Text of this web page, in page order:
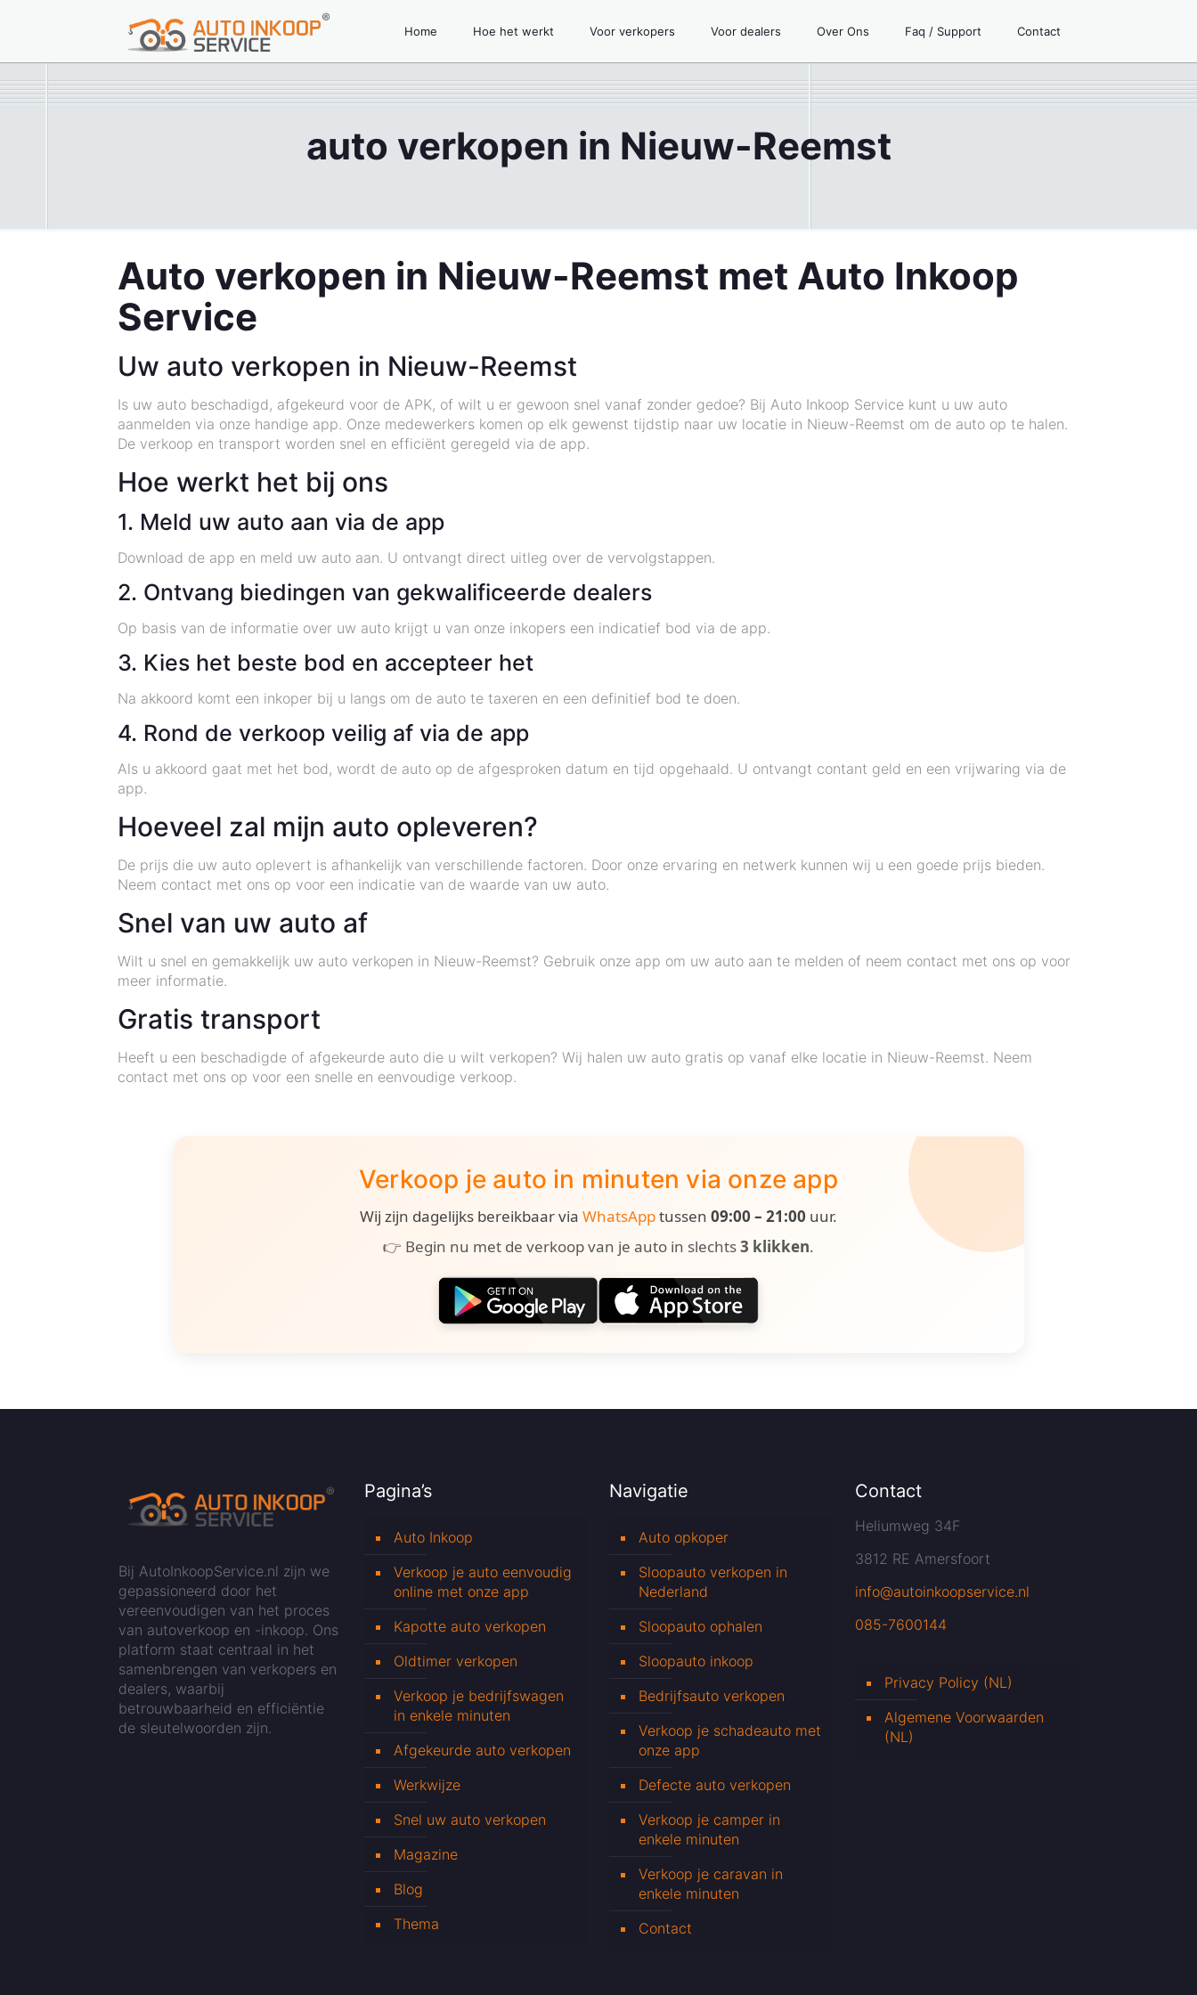
Home Hoe het werkt Voor verkopers Voor dealers Over Ons Faq / Support Contact
auto verkopen in Nieuw-Reemst
Auto verkopen in Nieuw-Reemst met Auto Inkoop
Service
Uw auto verkopen in Nieuw-Reemst
Is uw auto beschadigd, afgekeurd voor de APK, of wilt u er gewoon snel vanaf zonder gedoe? Bij Auto Inkoop Service kunt u uw auto
aanmelden via onze handige app. Onze medewerkers komen op elk gewenst tijdstip naar uw locatie in Nieuw-Reemst om de auto op te halen.
De verkoop en transport worden snel en efficiënt geregeld via de app.
Hoe werkt het bij ons
1. Meld uw auto aan via de app
Download de app en meld uw auto aan. U ontvangt direct uitleg over de vervolgstappen.
2. Ontvang biedingen van gekwalificeerde dealers
Op basis van de informatie over uw auto krijgt u van onze inkopers een indicatief bod via de app.
3. Kies het beste bod en accepteer het
Na akkoord komt een inkoper bij u langs om de auto te taxeren en een definitief bod te doen.
4. Rond de verkoop veilig af via de app
Als u akkoord gaat met het bod, wordt de auto op de afgesproken datum en tijd opgehaald. U ontvangt contant geld en een vrijwaring via de
app.
Hoeveel zal mijn auto opleveren?
De prijs die uw auto oplevert is afhankelijk van verschillende factoren. Door onze ervaring en netwerk kunnen wij u een goede prijs bieden.
Neem contact met ons op voor een indicatie van de waarde van uw auto.
Snel van uw auto af
Wilt u snel en gemakkelijk uw auto verkopen in Nieuw-Reemst? Gebruik onze app om uw auto aan te melden of neem contact met ons op voor
meer informatie.
Gratis transport
Heeft u een beschadigde of afgekeurde auto die u wilt verkopen? Wij halen uw auto gratis op vanaf elke locatie in Nieuw-Reemst. Neem
contact met ons op voor een snelle en eenvoudige verkoop.
Verkoop je auto in minuten via onze app
Wij zijn dagelijks bereikbaar via WhatsApptussen 09:00 – 21:00 uur.
👉 Begin nu met de verkoop van je auto in slechts3 klikken.
Bij AutoInkoopService.nl zijn we
gepassioneerd door het
vereenvoudigen van het proces
van autoverkoop en -inkoop. Ons
platform staat centraal in het
samenbrengen van verkopers en
dealers, waarbij
betrouwbaarheid en efficiëntie
de sleutelwoorden zijn.
Pagina’s
Auto Inkoop
Verkoop je auto eenvoudig
online met onze app
Kapotte auto verkopen
Oldtimer verkopen
Verkoop je bedrijfswagen
in enkele minuten
Afgekeurde auto verkopen
Werkwijze
Snel uw auto verkopen
Magazine
Blog
Thema
Navigatie
Auto opkoper
Sloopauto verkopen in
Nederland
Sloopauto ophalen
Sloopauto inkoop
Bedrijfsauto verkopen
Verkoop je schadeauto met
onze app
Defecte auto verkopen
Verkoop je camper in
enkele minuten
Verkoop je caravan in
enkele minuten
Contact
Contact
Heliumweg 34F
3812 RE Amersfoort
info@autoinkoopservice.nl
085-7600144
Privacy Policy (NL)
Algemene Voorwaarden
(NL)